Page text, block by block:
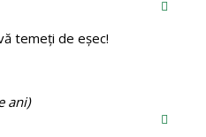
temeţi de eşec!
ani)